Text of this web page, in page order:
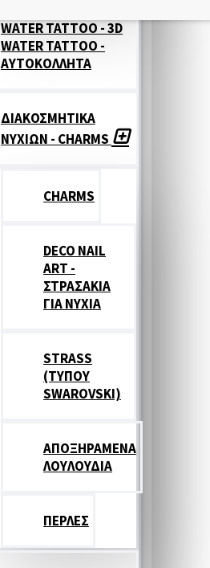
WATER TATTOO - 3D
WATER TATTOO -
ΑΥΤΟΚΟΛΛΗΤΑ
ΔΙΑΚΟΣΜΗΤΙΚΑ
ΝΥΧΙΩΝ - CHARMS
CHARMS
DECO NAIL
ART -
ΣΤΡΑΣΑΚΙΑ
ΓΙΑ ΝΥΧΙΑ
STRASS
(ΤΥΠΟΥ
SWAROVSKI)
ΑΠΟΞΗΡΑΜΕΝΑ
ΛΟΥΛΟΥΔΙΑ
ΠΕΡΛΕΣ